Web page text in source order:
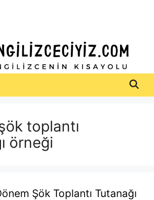
toplantı
örneği
Şök Toplantı Tutanağı